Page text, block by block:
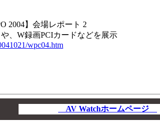
2004】会場レポート 2
、W録画PCIカードなどを展示
wpc04.htm
AV Watchホームページ